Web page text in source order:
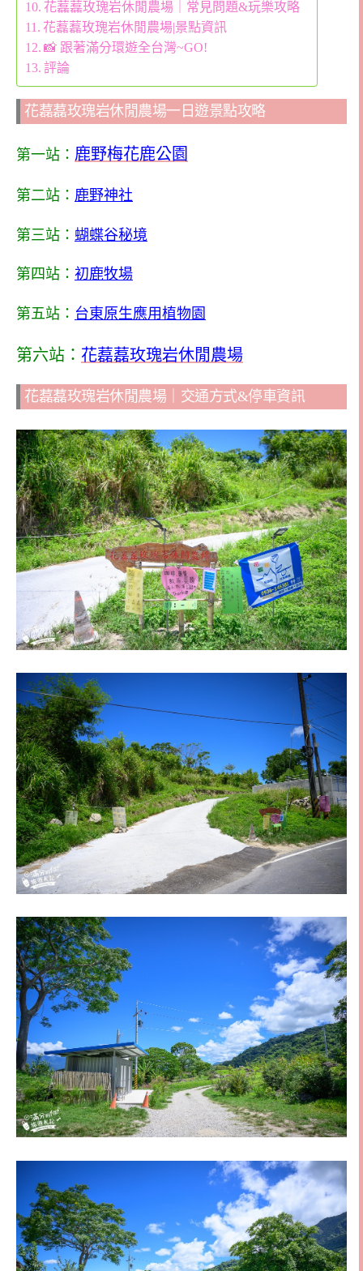
花藞藞玫瑰岩休閒農場｜常見問題&玩樂攻略
花藞藞玫瑰岩休閒農場|景點資訊
📸 跟著滿分環遊全台灣~GO!
評論
花藞藞玫瑰岩休閒農場一日遊景點攻略
第一站： 鹿野梅花鹿公園
第二站： 鹿野神社
第三站： 蝴蝶谷秘境
第四站： 初鹿牧場
第五站： 台東原生應用植物園
第六站： 花藞藞玫瑰岩休閒農場
花藞藞玫瑰岩休閒農場｜交通方式&停車資訊